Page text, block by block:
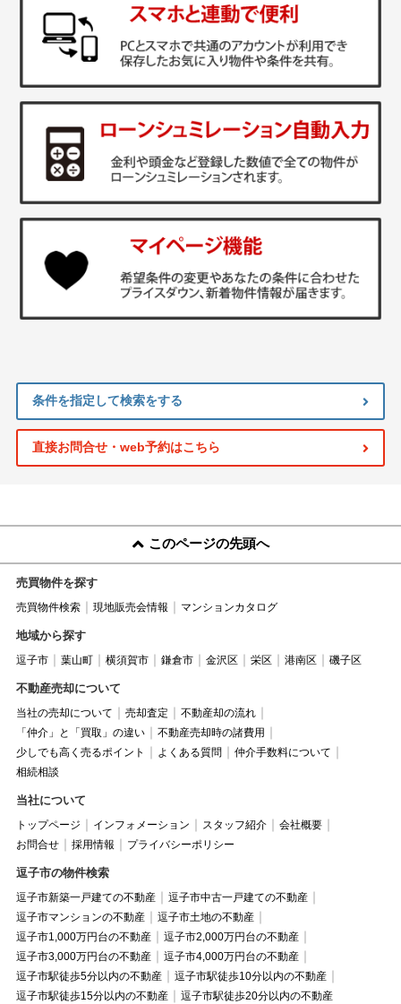
条件を指定して検索をする
直接お問合せ・web予約はこちら
このページの先頭へ
売買物件を探す
売買物件検索 現地販売会情報 マンションカタログ
地域から探す
逗子市 葉山町 横須賀市 鎌倉市 金沢区 栄区 港南区 磯子区
不動産売却について
当社の売却について 売却査定
不動産却の流れ
「仲介」と「買取」の違い
不動産売却時の諸費用
少しでも高く売るポイント
よくある質問
仲介手数料について
相続相談
当社について
トップページ インフォメーション スタッフ紹介
会社概要
お問合せ
採用情報 プライバシーポリシー
逗子市の物件検索
逗子市新築一戸建ての不動産
逗子市中古一戸建ての不動産
逗子市マンションの不動産
逗子市土地の不動産
逗子市1,000万円台の不動産
逗子市2,000万円台の不動産
逗子市3,000万円台の不動産
逗子市4,000万円台の不動産
逗子市駅徒歩5分以内の不動産
逗子市駅徒歩10分以内の不動産
逗子市駅徒歩15分以内の不動産
逗子市駅徒歩20分以内の不動産